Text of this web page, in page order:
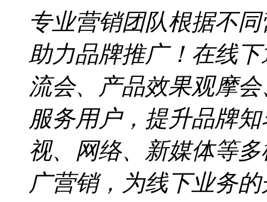
专业营销团队根据不
助力品牌推广！在线
流会、产品效果观摩
服务用户，提升品牌
视、网络、新媒体等
广营销，为线下业务